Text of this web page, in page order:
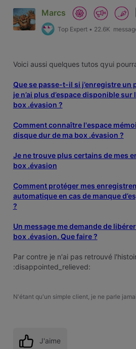
Marcs
Top Expert • 22.6K
Voici aussi quelques tutos qyui
Que se passe-t-il si j’enregistre un
je n’ai plus d’espace disponible
box .évasion ?
Comment connaître l'espace
disque dur de ma box .évasion ?
Je ne trouve plus certains de mes
box .évasion
Comment protéger mes
automatique en cas de manque
?
Un message me demande de
box .évasion. Que faire ?
Par contre je n'ai pas retrouvé
:disappointed_relieved:
N'étant qu'un simple client, je ne parle
J'aime